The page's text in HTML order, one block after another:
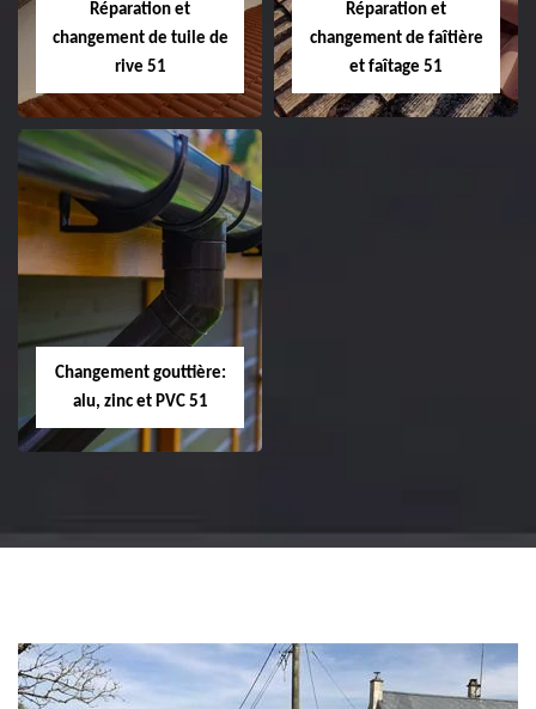
Réparation et
changement de tuile de
rive 51
Réparation et
changement de
tuile de rive 51
Réparation et
changement de faîtière
et faîtage 51
Changement gouttière:
alu, zinc et PVC 51
et PVC 51